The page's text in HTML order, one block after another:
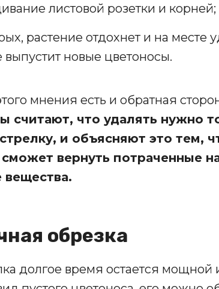
листовой розетки и корней;
растение отдохнет и на месте
выпустит новые цветоносы.
мнения есть и обратная
считают, что удалять нужно
и объясняют это тем,
вернуть потраченные
вещества.
обрезка
долгое время остается мощной